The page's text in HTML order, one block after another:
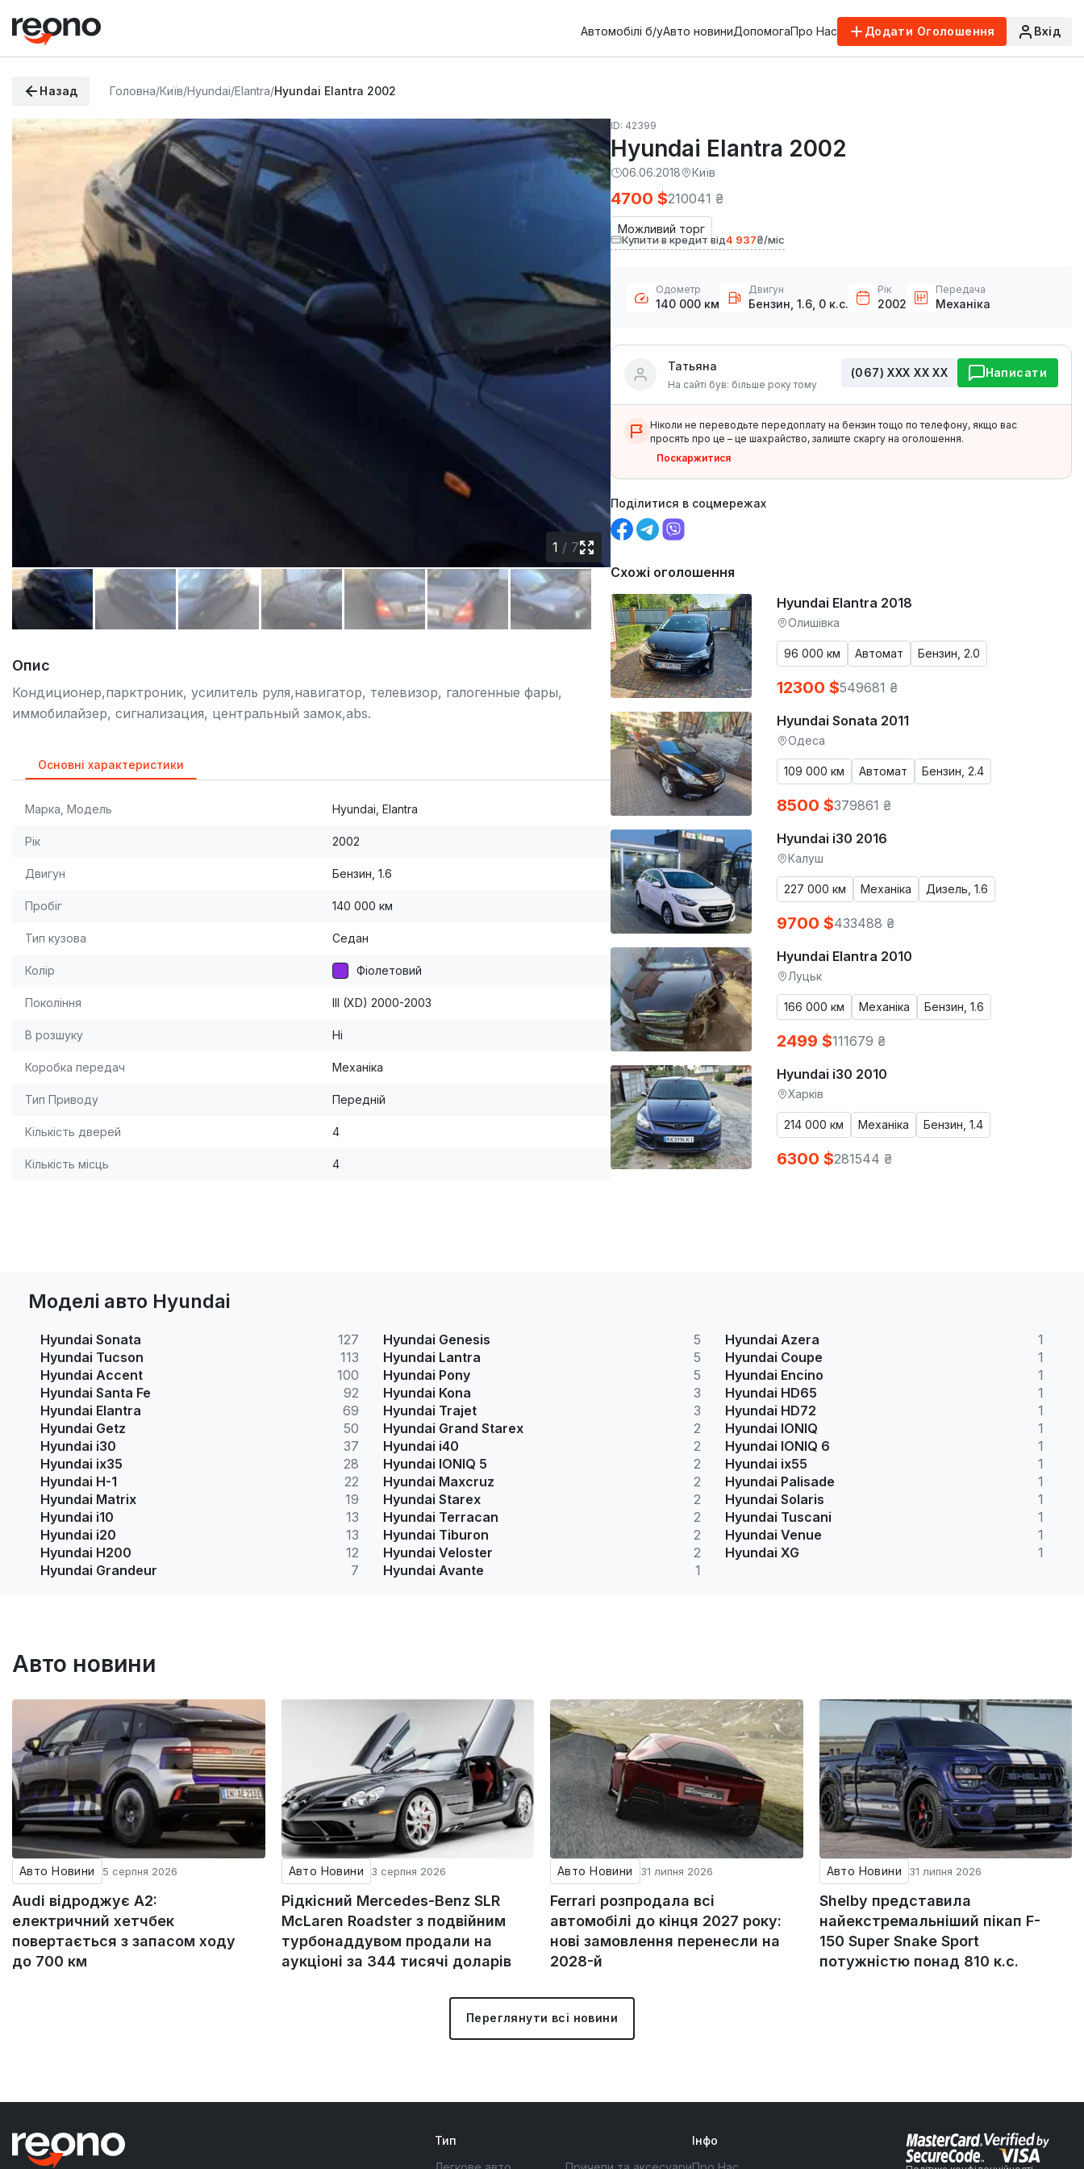
Автомобілі б/уАвто новиниДопомогаПро Нас Додати Оголошення Вхід
Назад Головна/Київ/Hyundai/Elantra/Hyundai Elantra 2002
1 / 7
Опис
Кондиционер,парктроник, усилитель руля,навигатор, телевизор, галогенные фары,
иммобилайзер, сигнализация, центральный замок,abs.
Основні характеристики
Марка, Модель Hyundai, Elantra
Рік 2002
Двигун Бензин, 1.6
Пробіг 140 000 км
Тип кузова Седан
Колір Фіолетовий
Покоління III (XD) 2000-2003
В розшуку Ні
Коробка передач Механіка
Тип Приводу Передній
Кількість дверей 4
Кількість місць 4
ID: 42399
Hyundai Elantra 2002
06.06.2018 Київ
Можливий торг
4700 $210041 ₴
Купити в кредит від4 937₴/міс
Одометр
140 000 км
Двигун
Бензин, 1.6, 0 к.с.
Рік
2002
Передача
Механіка
Татьяна
На сайті був: більше року тому
(067) ХХХ ХХ ХХ Написати
Ніколи не переводьте передоплату на бензин тощо по телефону, якщо вас
просять про це – це шахрайство, залиште скаргу на оголошення.
Поскаржитися
Поділитися в соцмережах
Схожі оголошення
Hyundai Elantra 2018
Олишівка
96 000 км Автомат Бензин, 2.0
12300 $549681 ₴
Hyundai Sonata 2011
Одеса
109 000 км Автомат Бензин, 2.4
8500 $379861 ₴
Hyundai i30 2016
Калуш
227 000 км Механіка Дизель, 1.6
9700 $433488 ₴
Hyundai Elantra 2010
Луцьк
166 000 км Механіка Бензин, 1.6
2499 $111679 ₴
Hyundai i30 2010
Харків
214 000 км Механіка Бензин, 1.4
6300 $281544 ₴
Моделі авто Hyundai
Hyundai Sonata
127
Hyundai Tucson
113
Hyundai Accent
100
Hyundai Santa Fe
92
Hyundai Elantra
69
Hyundai Getz
50
Hyundai i30
37
Hyundai ix35
28
Hyundai H-1
22
Hyundai Matrix
19
Hyundai i10
13
Hyundai i20
13
Hyundai H200
12
Hyundai Grandeur
7
Hyundai Genesis
5
Hyundai Lantra
5
Hyundai Pony
5
Hyundai Kona
3
Hyundai Trajet
3
Hyundai Grand Starex
2
Hyundai i40
2
Hyundai IONIQ 5
2
Hyundai Maxcruz
2
Hyundai Starex
2
Hyundai Terracan
2
Hyundai Tiburon
2
Hyundai Veloster
2
Hyundai Avante
1
Hyundai Azera
1
Hyundai Coupe
1
Hyundai Encino
1
Hyundai HD65
1
Hyundai HD72
1
Hyundai IONIQ
1
Hyundai IONIQ 6
1
Hyundai ix55
1
Hyundai Palisade
1
Hyundai Solaris
1
Hyundai Tuscani
1
Hyundai Venue
1
Hyundai XG
1
Авто новини
Авто Новини 5 серпня 2026
Audi відроджує A2:
електричний хетчбек
повертається з запасом ходу
до 700 км
Авто Новини 3 серпня 2026
Рідкісний Mercedes-Benz SLR
McLaren Roadster з подвійним
турбонаддувом продали на
аукціоні за 344 тисячі доларів
Авто Новини 31 липня 2026
Ferrari розпродала всі
автомобілі до кінця 2027 року:
нові замовлення перенесли на
2028-й
Авто Новини 31 липня 2026
Shelby представила
найекстремальніший пікап F-
150 Super Snake Sport
потужністю понад 810 к.с.
Переглянути всі новини
Тип
Інфо